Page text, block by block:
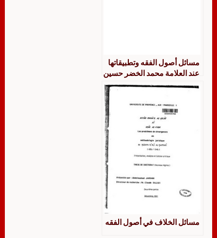
مسائل أصول الفقه وتطبيقاتها
عند العلامة محمد الخضر حسين
جمعا ودراسة
مسائل الخلاف في أصول الفقه